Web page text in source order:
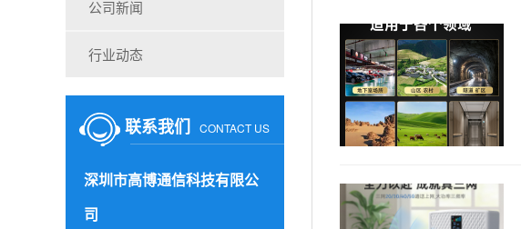
公司新闻
行业动态
联系我们 CONTACT US
深圳市高博通信科技有限公
司